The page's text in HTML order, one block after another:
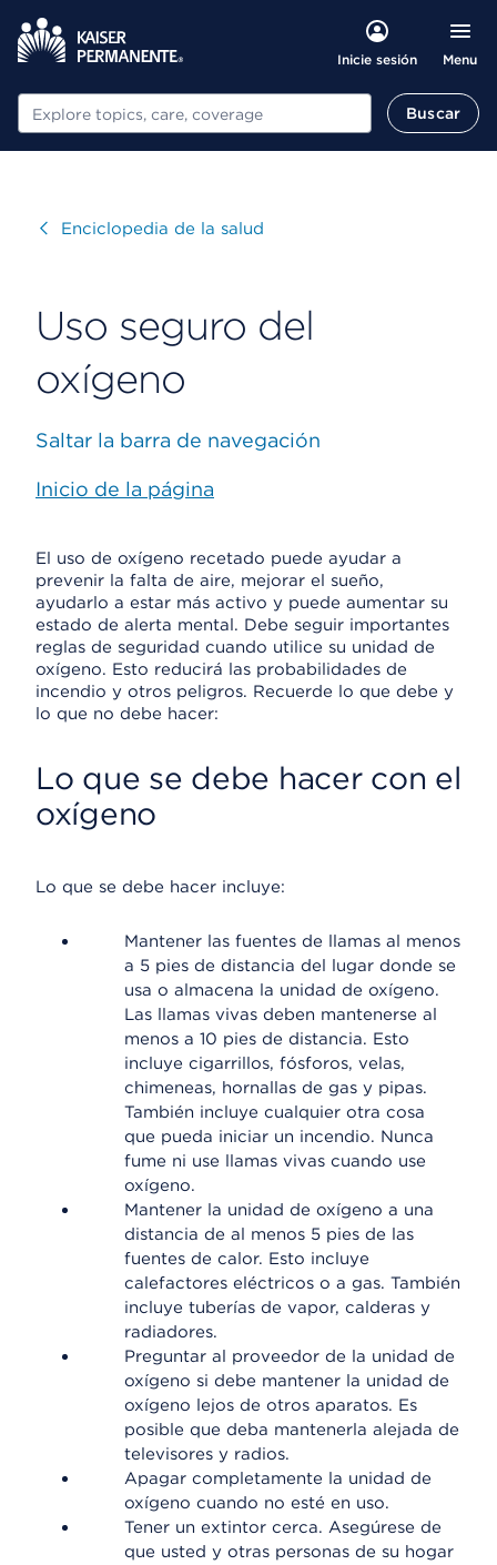
Inicie sesión Menu
Buscar Buscar
Visitar
Enciclopedia de la salud
Uso seguro del
oxígeno
Saltar la barra de navegación
Inicio de la página
El uso de oxígeno recetado puede ayudar a
prevenir la falta de aire, mejorar el sueño,
ayudarlo a estar más activo y puede aumentar su
estado de alerta mental. Debe seguir importantes
reglas de seguridad cuando utilice su unidad de
oxígeno. Esto reducirá las probabilidades de
incendio y otros peligros. Recuerde lo que debe y
lo que no debe hacer:
Lo que se debe hacer con el
oxígeno
Lo que se debe hacer incluye:
Mantener las fuentes de llamas al menos
a 5 pies de distancia del lugar donde se
usa o almacena la unidad de oxígeno.
Las llamas vivas deben mantenerse al
menos a 10 pies de distancia. Esto
incluye cigarrillos, fósforos, velas,
chimeneas, hornallas de gas y pipas.
También incluye cualquier otra cosa
que pueda iniciar un incendio. Nunca
fume ni use llamas vivas cuando use
oxígeno.
Mantener la unidad de oxígeno a una
distancia de al menos 5 pies de las
fuentes de calor. Esto incluye
calefactores eléctricos o a gas. También
incluye tuberías de vapor, calderas y
radiadores.
Preguntar al proveedor de la unidad de
oxígeno si debe mantener la unidad de
oxígeno lejos de otros aparatos. Es
posible que deba mantenerla alejada de
televisores y radios.
Apagar completamente la unidad de
oxígeno cuando no esté en uso.
Tener un extintor cerca. Asegúrese de
que usted y otras personas de su hogar